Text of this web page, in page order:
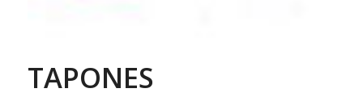
TAPONES